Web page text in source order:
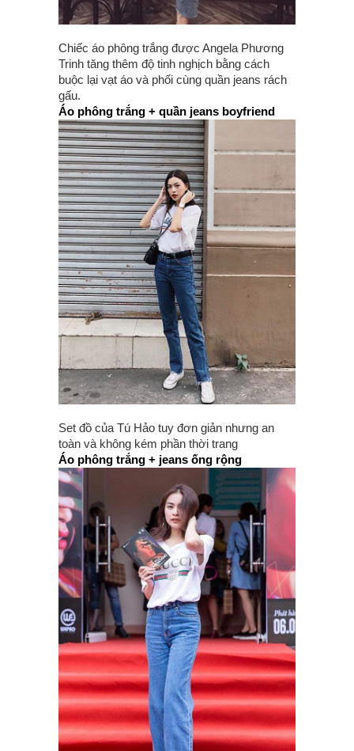
Chiếc áo phông trắng được Angela Phương
Trinh tăng thêm độ tinh nghịch bằng cách
buộc lại vạt áo và phối cùng quần jeans rách
gấu.
Áo phông trắng + quần jeans boyfriend
Set đồ của Tú Hảo tuy đơn giản nhưng an
toàn và không kém phần thời trang
Áo phông trắng + jeans ống rộng